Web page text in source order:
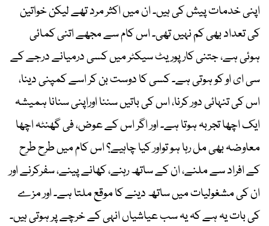
اپنی خدمات پیش کی ہیں۔ ان میں اکثر مرد تھے لیکن خواتین
کی تعداد بھی کم نہیں تھی۔ اس کام سے مجھے اتنی کمائی
ہوئی ہے، جتنی کارپوریٹ سیکٹر میں کسی درمیانے درجے کے
سی ای او کو ہوتی ہے۔ کسی کا دوست بن کر اسے کمپنی دینا،
اس کی تنہائی دور کرنا، اس کی باتیں سننا اوراپنی سنانا ہمیشہ
ایک اچھا تجربہ ہوتا ہے۔ اور اگر اس کے عوض، فی گھنٹہ اچھا
معاوضہ بھی مل رہا ہو تواور کیا چاہیے؟ اس کام میں طرح طرح
کے افراد سے ملنے، ان کے ساتھ رہنے، کھانے پینے، سفرکرنے اور
ان کی مشغولیات میں ساتھ دینے کا موقع ملتا ہے۔ اور مزے
کی بات یہ ہے کہ یہ سب عیاشیاں انہی کے خرچے پر ہوتی ہیں۔